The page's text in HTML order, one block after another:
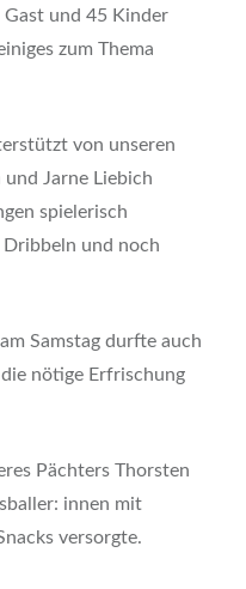
Gast und 45 Kinder
zum Thema
von unseren
Jarne Liebich
spielerisch
Dribbeln und noch
Samstag durfte auch
nötige Erfrischung
Pächters Thorsten
innen mit
versorgte.